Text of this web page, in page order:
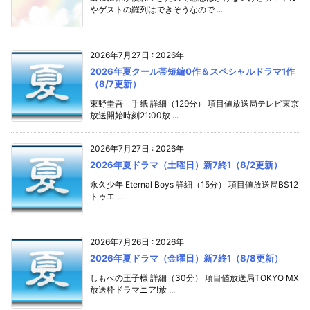
やゲストの羅列はできそうなので ...
2026年7月27日 : 2026年
2026年夏クール帯短編0作＆スペシャルドラマ1作
（8/7更新）
東野圭吾 手紙 詳細（129分） 項目値放送局テレビ東京
放送開始時刻21:00放 ...
2026年7月27日 : 2026年
2026年夏ドラマ（土曜日）新7終1（8/2更新）
永久少年 Eternal Boys 詳細（15分） 項目値放送局BS12
トゥエ ...
2026年7月26日 : 2026年
2026年夏ドラマ（金曜日）新7終1（8/8更新）
しもべの王子様 詳細（30分） 項目値放送局TOKYO MX
放送枠ドラマニア!放 ...